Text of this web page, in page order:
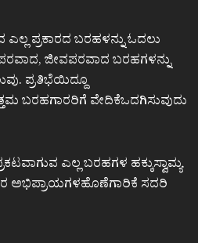
ಪ್ರಕಾರದ ಬರಹಳನ್ನು ಓದಲು
ಜೀವಪರವಾದ ಬರಹಗಳನ್ನು
ಪ್ರತಿಭೆಯಿದ್ದೂ
ಬರಹಗಾರರಿಗೆ ವೇದಿಕೆಒದಗಿಸುವುದು
ಎಲ್ಲ ಬರಹಗಳ ಹಕ್ಕುಸ್ವಾಮ್ಯ
ಅಭಿಪ್ರಾಯಗಳಹೊಣೆಗಾರಿಕೆ ಸದರಿ